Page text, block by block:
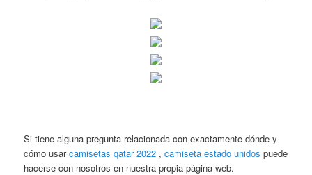
Si tiene alguna pregunta relacionada con exactamente dónde y
cómo usarcamisetas qatar 2022 ,camiseta estado unidos puede
hacerse con nosotros en nuestra propia página web.